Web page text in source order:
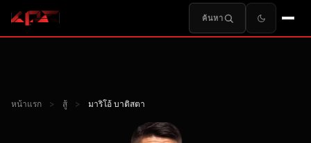
ค้นหา
หน้าแรก > สู้ > มาริโอ้ บาติสตา